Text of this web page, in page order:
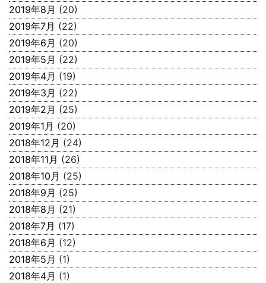
2019年8月 (20)
2019年7月 (22)
2019年6月 (20)
2019年5月 (22)
2019年4月 (19)
2019年3月 (22)
2019年2月 (25)
2019年1月 (20)
2018年12月 (24)
2018年11月 (26)
2018年10月 (25)
2018年9月 (25)
2018年8月 (21)
2018年7月 (17)
2018年6月 (12)
2018年5月 (1)
2018年4月 (1)